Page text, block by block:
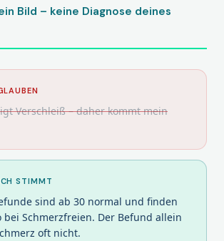
Bild – keine Diagnose deines
Verschleiß – daher kommt mein
STIMMT
sind ab 30 normal und finden
bei Schmerzfreien. Der Befund allein
oft nicht.